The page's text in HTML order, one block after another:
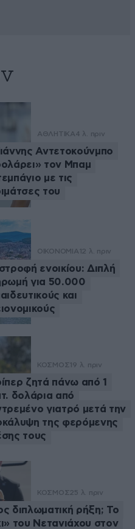
ΑΘΛΗΤΙΚΑ4 λ. πριν
Αντετοκούνμπο
τον Μπαμ
με τις
του
ΟΙΚΟΝΟΜΙΑ 12 λ. πριν
ενοικίου: Διπλή
για 50.000
και
ΚΟΣΜΟΣ 19 λ. πριν
ζητά πάνω από 1
δολάρια από
γιατρό μετά την
της φερόμενης
τους
ΚΟΣΜΟΣ25 λ. πριν
διπλωματική ρήξη; Το
του Νετανιάχου στον